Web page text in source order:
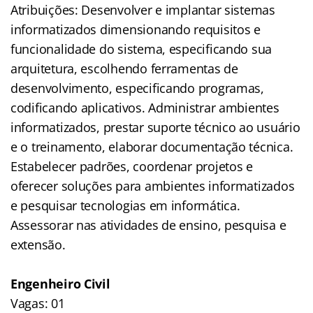
Atribuições: Desenvolver e implantar sistemas
informatizados dimensionando requisitos e
funcionalidade do sistema, especificando sua
arquitetura, escolhendo ferramentas de
desenvolvimento, especificando programas,
codificando aplicativos. Administrar ambientes
informatizados, prestar suporte técnico ao usuário
e o treinamento, elaborar documentação técnica.
Estabelecer padrões, coordenar projetos e
oferecer soluções para ambientes informatizados
e pesquisar tecnologias em informática.
Assessorar nas atividades de ensino, pesquisa e
extensão.
Engenheiro Civil
Vagas: 01